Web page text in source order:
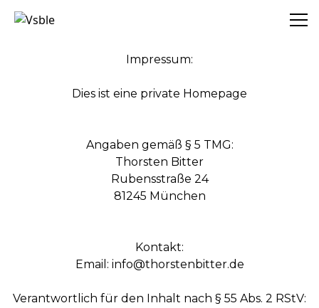
Vsble
Impressum:
Dies ist eine private Homepage
Angaben gemäß § 5 TMG:
Thorsten Bitter
Rubensstraße 24
81245 München
Kontakt:
Email: info@thorstenbitter.de
Verantwortlich für den Inhalt nach § 55 Abs. 2 RStV: